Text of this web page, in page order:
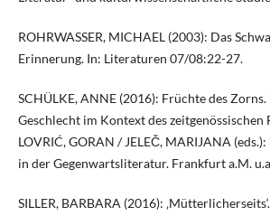
ROHRWASSER, MICHAEL (2003): Das
Erinnerung. In: Literaturen 07/08:22-27.
SCHÜLKE, ANNE (2016): Früchte des
Geschlecht im Kontext des zeitgenössischen
LOVRIĆ, GORAN / JELEČ, MARIJANA
in der Gegenwartsliteratur. Frankfurt a.M.
SILLER, BARBARA (2016): ‚Mütterlicherseits‘.